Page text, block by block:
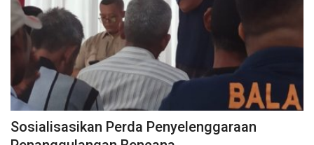
Sosialisasikan Perda Penyelenggaraan